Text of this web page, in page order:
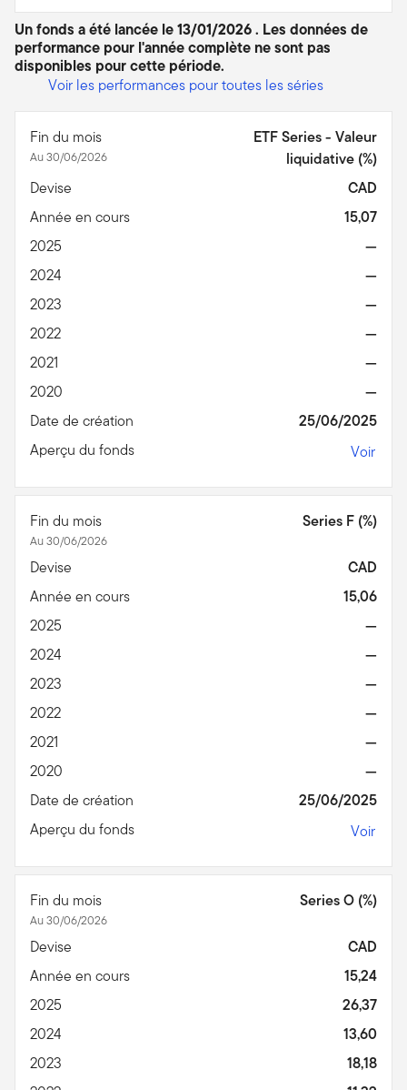
Un fonds a été lancée le 13/01/2026 . Les données de
performance pour l'année complète ne sont pas
disponibles pour cette période.
Voir les performances pour toutes les séries
Fin du mois
Au 30/06/2026
ETF Series - Valeur
liquidative (%)
Devise
CAD
Année en cours
15,07
2025
—
2024
—
2023
—
2022
—
2021
—
2020
—
Date de création
25/06/2025
Aperçu du fonds
Voir
Fin du mois
Au 30/06/2026
Series F (%)
Devise
CAD
Année en cours
15,06
2025
—
2024
—
2023
—
2022
—
2021
—
2020
—
Date de création
25/06/2025
Aperçu du fonds
Voir
Fin du mois
Au 30/06/2026
Series O (%)
Devise
CAD
Année en cours
15,24
2025
26,37
2024
13,60
2023
18,18